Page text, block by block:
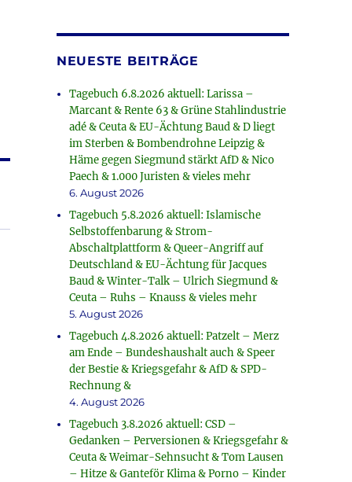
NEUESTE BEITRÄGE
Tagebuch 6.8.2026 aktuell: Larissa –
Marcant & Rente 63 & Grüne Stahlindustrie
adé & Ceuta & EU-Ächtung Baud & D liegt
im Sterben & Bombendrohne Leipzig &
Häme gegen Siegmund stärkt AfD & Nico
Paech & 1.000 Juristen & vieles mehr
6. August 2026
Tagebuch 5.8.2026 aktuell: Islamische
Selbstoffenbarung & Strom-
Abschaltplattform & Queer-Angriff auf
Deutschland & EU-Ächtung für Jacques
Baud & Winter-Talk – Ulrich Siegmund &
Ceuta – Ruhs – Knauss & vieles mehr
5. August 2026
Tagebuch 4.8.2026 aktuell: Patzelt – Merz
am Ende – Bundeshaushalt auch & Speer
der Bestie & Kriegsgefahr & AfD & SPD-
Rechnung &
4. August 2026
Tagebuch 3.8.2026 aktuell: CSD –
Gedanken – Perversionen & Kriegsgefahr &
Ceuta & Weimar-Sehnsucht & Tom Lausen
– Hitze & Ganteför Klima & Porno – Kinder